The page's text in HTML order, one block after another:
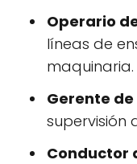
Operario
líneas de
maquinaria.
Gerente
supervisión
Conductor